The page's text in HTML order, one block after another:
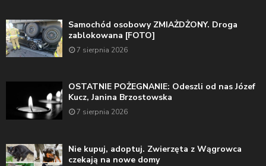
Samochód osobowy ZMIAŻDŻONY. Droga
zablokowana [FOTO]
7 sierpnia 2026
OSTATNIE POŻEGNANIE: Odeszli od nas Józef
Kucz, Janina Brzostowska
7 sierpnia 2026
Nie kupuj, adoptuj. Zwierzęta z Wągrowca
czekają na nowe domy